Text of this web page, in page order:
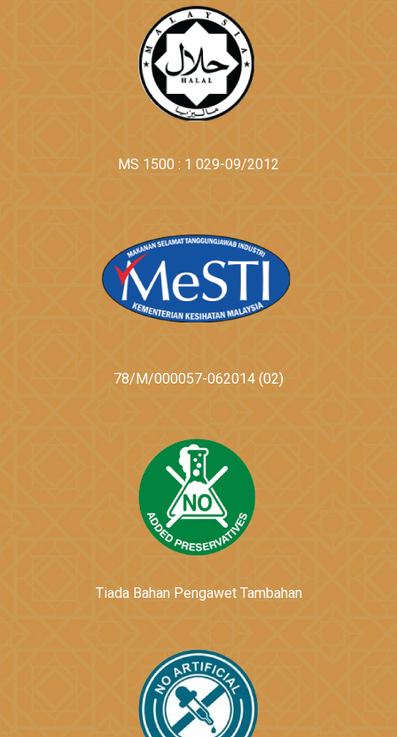
MS 1500 : 1 029-09/2012
78/M/000057-062014 (02)
Tiada Bahan Pengawet Tambahan